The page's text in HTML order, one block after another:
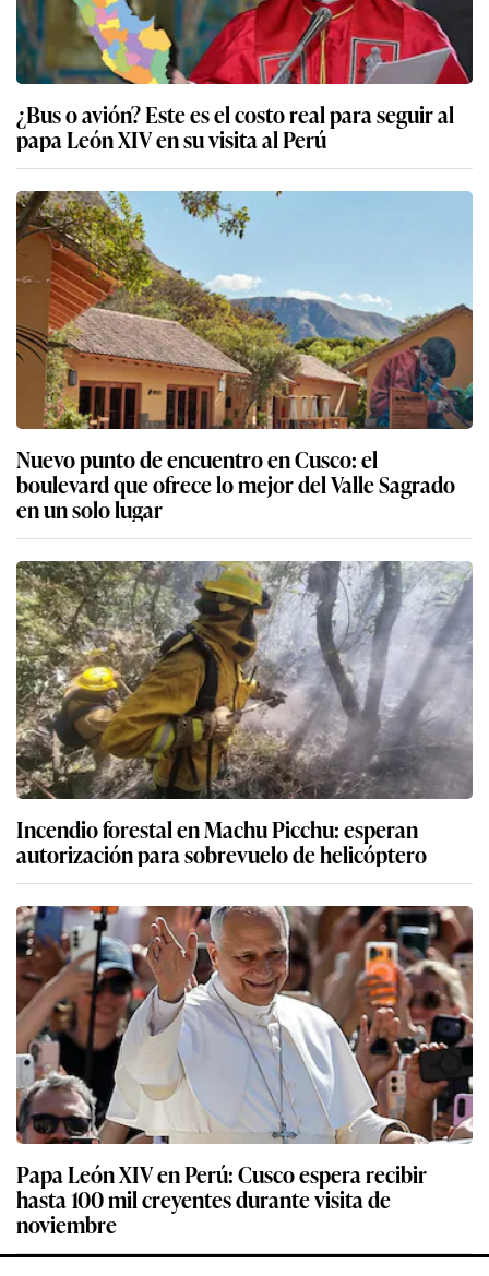
¿Bus o avión? Este es el costo real para seguir al
papa León XIV en su visita al Perú
Nuevo punto de encuentro en Cusco: el
boulevard que ofrece lo mejor del Valle Sagrado
en un solo lugar
Incendio forestal en Machu Picchu: esperan
autorización para sobrevuelo de helicóptero
Papa León XIV en Perú: Cusco espera recibir
hasta 100 mil creyentes durante visita de
noviembre